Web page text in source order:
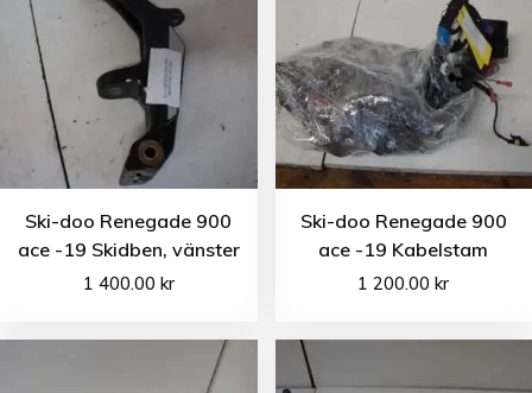
Ski-doo Renegade 900
ace -19 Skidben, vänster
1 400.00 kr
Ski-doo Renegade 900
ace -19 Kabelstam
1 200.00kr